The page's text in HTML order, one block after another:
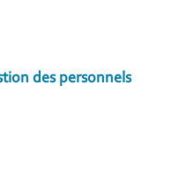
des personnels